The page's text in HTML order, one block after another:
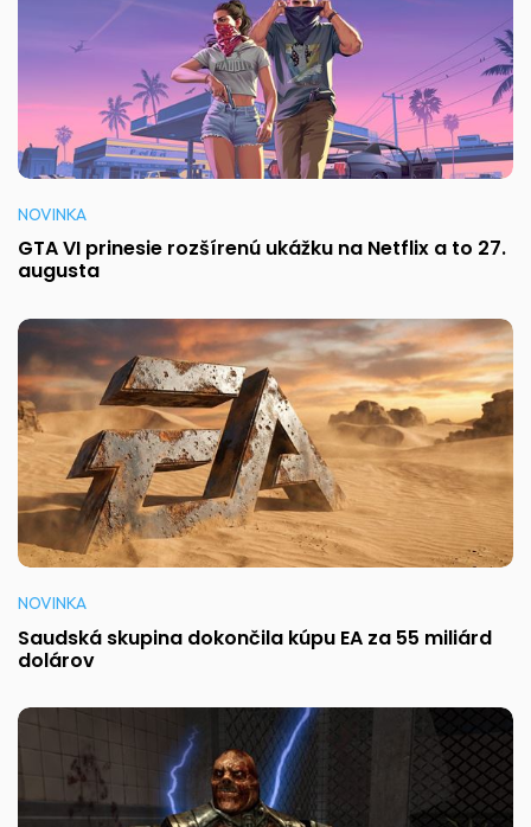
NOVINKA
GTA VI prinesie rozšírenú ukážku na Netflix a to 27.
augusta
NOVINKA
Saudská skupina dokončila kúpu EA za 55 miliárd
dolárov